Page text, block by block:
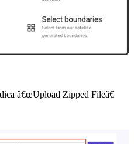
â€œUpload Zipped Fileâ€